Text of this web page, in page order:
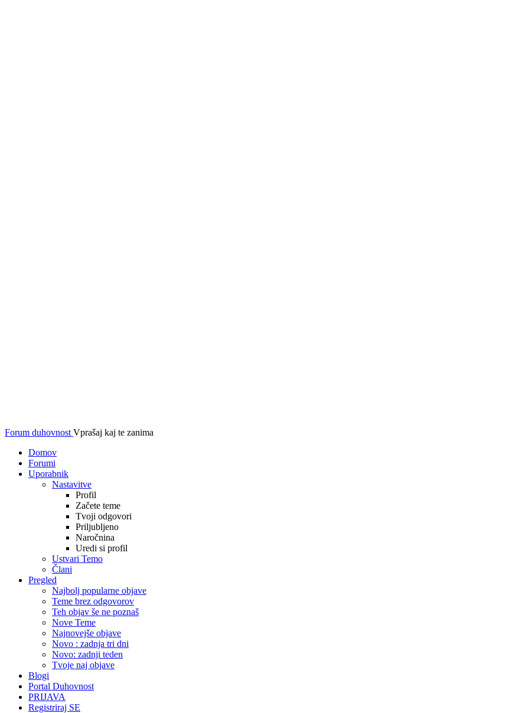
Forum duhovnost Vprašaj kaj te zanima
Domov
Forumi
Uporabnik
Nastavitve
Profil
Začete teme
Tvoji odgovori
Priljubljeno
Naročnina
Uredi si profil
Ustvari Temo
Člani
Pregled
Najbolj popularne objave
Teme brez odgovorov
Teh objav še ne poznaš
Nove Teme
Najnovejše objave
Novo : zadnja tri dni
Novo: zadnji teden
Tvoje naj objave
Blogi
Portal Duhovnost
PRIJAVA
Registriraj SE